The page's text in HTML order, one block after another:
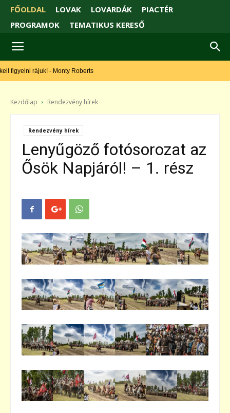
FŐOLDAL LOVAK LOVARDÁK
PIACTÉR
PROGRAMOK
TEMATIKUS KERESŐ
Kezdőlap Rendezvény hírek
Rendezvény hírek
Lenyűgöző fotósorozat az
Ősök Napjáról! – 1. rész